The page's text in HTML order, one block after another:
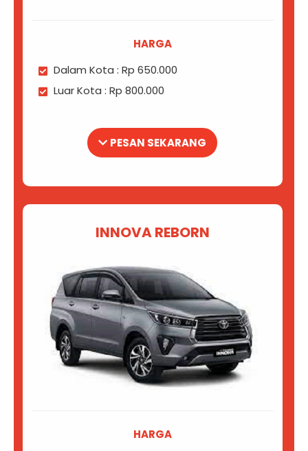
HARGA
Dalam Kota : Rp 650.000
Luar Kota : Rp 800.000
PESAN SEKARANG
INNOVA REBORN
HARGA